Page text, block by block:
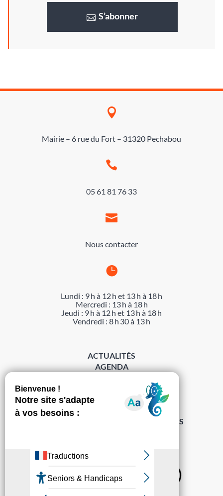
S’abonner

Mairie – 6 rue du Fort – 31320 Pechabou

05 61 81 76 33

Nous contacter

Lundi : 9 h à 12 h et 13 h à 18 h
Mercredi : 13 h à 18 h
Jeudi : 9 h à 12 h et 13 h à 18 h
Vendredi : 8 h 30 à 13 h
Sur les réseaux
ACTUALITÉS
AGENDA
MENTIONS LÉGALES
PROTECTION DES DONNÉES
POLITIQUE DE GESTION DES COOKIES